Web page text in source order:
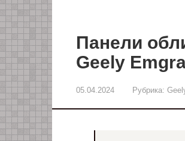
Панели
Geely
05.04.2024 Рубрика: